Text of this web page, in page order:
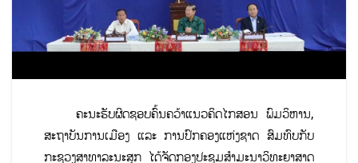
ຄະນະຮັບຜິດຊອບຄົ້ນຄວ້າແນວຄິດໄກສອນ ພົມວິຫານ,
ສະຖາບັນການເມືອງ ແລະ ການປົກຄອງແຫ່ງຊາດ ສົມທົບກັບ
ກະຊວງສາທາລະນະສຸກ ໄດ້ຈັດກອງປະຊຸມສຳມະນາວິທະຍາສາດ